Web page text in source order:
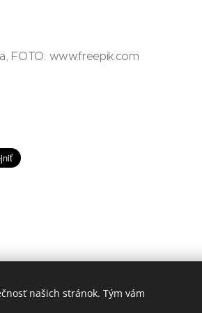
FOTO: www.freepik.com
našich stránok. Tým vám